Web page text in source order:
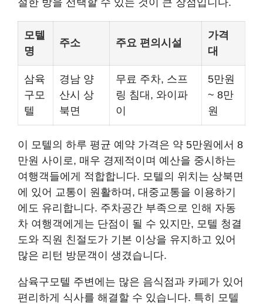
절한 방을 선택할 수 있는 것이 큰 장점입니다.
모텔
명
주소 주요 편의시설
가격
대
삼육
구모
텔
경남 양
산시 상
북면
무료 주차, 스프
링 침대, 와이파
이
5만원
~ 8만
원
이 모텔의 하루 평균 예약 가격은 약 5만원에서 8
만원 사이로, 매우 경제적이며 예산을 중시하는
여행객들에게 적합합니다. 모텔의 위치는 상북면
에 있어 교통이 원활하며, 대중교통을 이용하기
에도 유리합니다. 주차공간 부족으로 인해 자동
차 여행객에게는 단점이 될 수 있지만, 모텔 청결
도와 직원 친절도가 기본 이상을 유지하고 있어
많은 리턴 방문객이 생겼습니다.
삼육구모텔 주변에는 많은 음식점과 카페가 있어
편리하게 식사를 해결할 수 있습니다. 특히 모텔